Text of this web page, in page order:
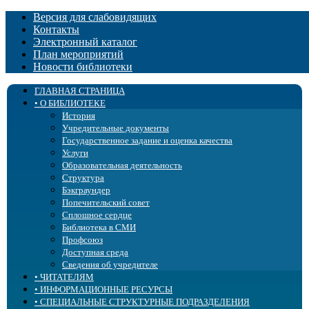
Версия для слабовидящих
Контакты
Электронный каталог
План мероприятий
Новости библиотеки
ГЛАВНАЯ СТРАНИЦА
• О БИБЛИОТЕКЕ
История
Учредительные документы
Государственное задание и оценка качества
Услуги
Образовательная деятельность
Структура
Бэкграундер
Попечительский совет
Сплошное сердце
Библиотека в СМИ
Профсоюз
Доступная среда
Сведения об учредителе
• ЧИТАТЕЛЯМ
Правила пользования
Библиотека «ЛОГОС»
• ИНФОРМАЦИОННЫЕ РЕСУРСЫ
Новые поступления
• СПЕЦИАЛЬНЫЕ СТРУКТУРНЫЕ ПОДРАЗДЕЛЕНИЯ